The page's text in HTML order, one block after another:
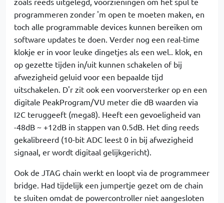
programmeren zonder 'm open te moeten maken, en
toch alle programmable devices kunnen bereiken om
software updates te doen. Verder nog een real-time
klokje er in voor leuke dingetjes als een wel.. klok, en
op gezette tijden in/uit kunnen schakelen of bij
afwezigheid geluid voor een bepaalde tijd
uitschakelen. D'r zit ook een voorversterker op en een
digitale PeakProgram/VU meter die dB waarden via
I2C teruggeeft (mega8). Heeft een gevoeligheid van
-48dB ~ +12dB in stappen van 0.5dB. Het ding reeds
gekalibreerd (10-bit ADC leest 0 in bij afwezigheid
signaal, er wordt digitaal gelijkgericht).
Ook de JTAG chain werkt en loopt via de programmeer
bridge. Had tijdelijk een jumpertje gezet om de chain
te sluiten omdat de powercontroller niet aangesloten